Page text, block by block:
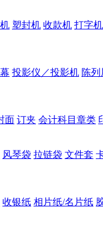
塑封机 收款机 打字机
投影仪／投影机 陈
面 订夹 会计科目章类
风琴袋 拉链袋 文件套
收银纸 相片纸/名片纸